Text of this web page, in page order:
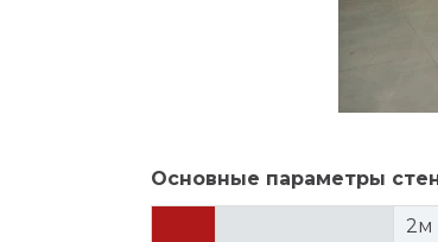
Основные параметры
2м